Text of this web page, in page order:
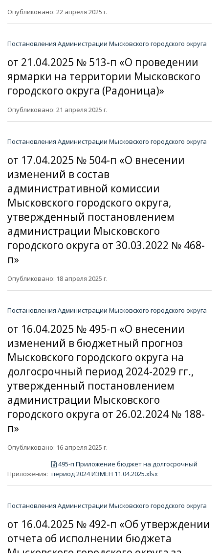
Опубликовано: 22 апреля 2025 г.
Постановления Администрации Мысковского городского округа
от 21.04.2025 № 513-п «О проведении
ярмарки на территории Мысковского
городского округа (Радоница)»
Опубликовано: 21 апреля 2025 г.
Постановления Администрации Мысковского городского округа
от 17.04.2025 № 504-п «О внесении
изменений в состав
административной комиссии
Мысковского городского округа,
утвержденный постановлением
администрации Мысковского
городского округа от 30.03.2022 № 468-
п»
Опубликовано: 18 апреля 2025 г.
Постановления Администрации Мысковского городского округа
от 16.04.2025 № 495-п «О внесении
изменений в бюджетный прогноз
Мысковского городского округа на
долгосрочный период 2024-2029 гг.,
утвержденный постановлением
администрации Мысковского
городского округа от 26.02.2024 № 188-
п»
Опубликовано: 16 апреля 2025 г.
Приложения:
495-п Приложение бюджет на долгосрочный
период 2024 ИЗМЕН 11.04.2025.xlsx
Постановления Администрации Мысковского городского округа
от 16.04.2025 № 492-п «Об утверждении
отчета об исполнении бюджета